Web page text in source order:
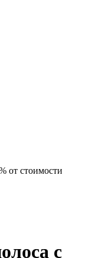
от стоимости
с